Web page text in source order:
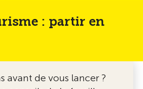
: partir en
avant de vous lancer ?